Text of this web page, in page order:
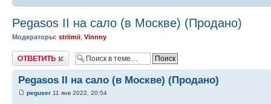
Pegasos II на сало (в Москве) (Продано)
Модераторы: striimii Vinnny
Ответить
Pegasos II на сало (в Москве) (Продано)
peguser 11 янв 2022, 20:54